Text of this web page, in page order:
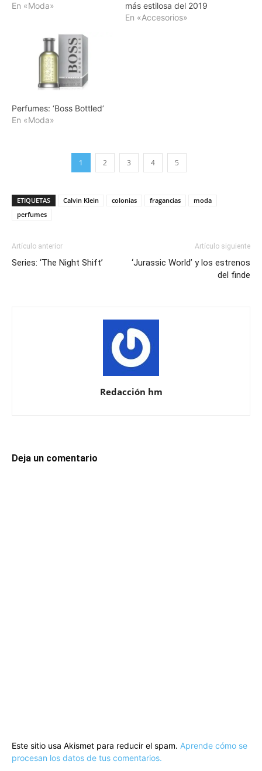
En «Moda»
más estilosa del 2019
En «Accesorios»
Perfumes: ‘Boss Bottled’
En «Moda»
1 2 3 4 5
ETIQUETAS Calvin Klein colonias fragancias
moda
perfumes
Artículo anterior
Series: ‘The Night Shift’
Artículo siguiente
‘Jurassic World’ y los estrenos
del finde
Redacción hm
Deja un comentario
Este sitio usa Akismet para reducir el spam. Aprende cómo se
procesan los datos de tus comentarios.